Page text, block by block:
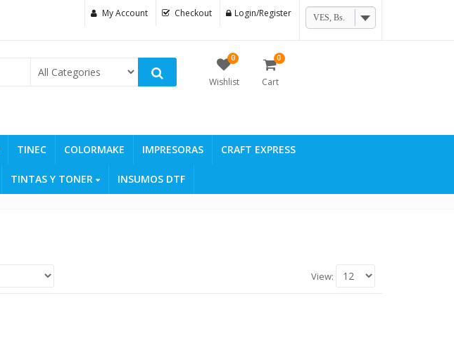
My Account Checkout Login/Register VES, Bs.
0
Wishlist
0
Cart
TINEC COLORMAKE IMPRESORAS CRAFT EXPRESS
TINTAS Y TONER INSUMOS DTF
View: